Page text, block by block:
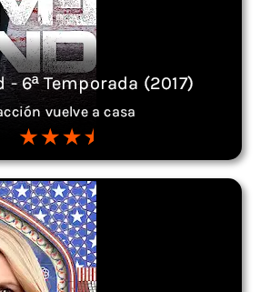
- 6ª Temporada (2017)
vuelve a casa